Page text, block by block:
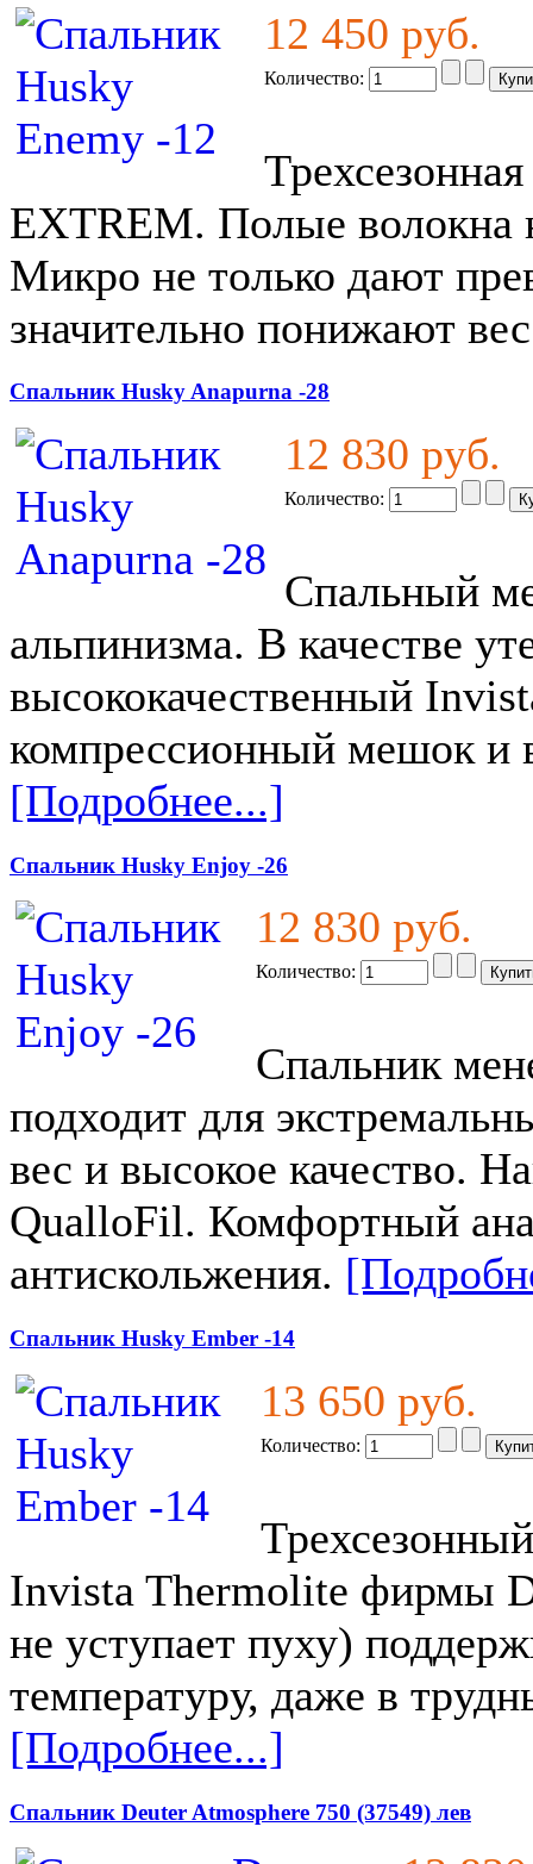
12 450 руб.
Количество:
EXTREM. Полые волокна
Микро не только дают
значительно понижают
Спальник Husky Anapurna -28
12 830 руб.
Количество:
Спальный
альпинизма. В качестве
высококачественный
компрессионный мешок и
[Подробнее...]
Спальник Husky Enjoy -26
12 830 руб.
Количество:
Спальник
подходит для
вес и высокое качество.
QualloFil. Комфортный
антискольжения.
Спальник Husky Ember -14
13 650 руб.
Количество:
Invista Thermolite фирмы
не уступает пуху)
температуру, даже в
[Подробнее...]
Спальник Deuter Atmosphere 750 (37549) лев